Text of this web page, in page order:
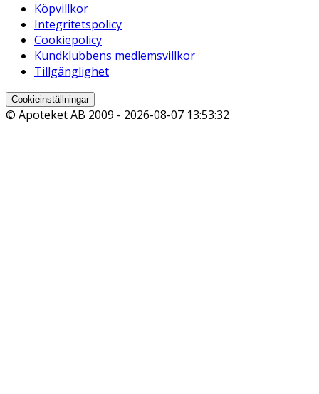
Köpvillkor
Integritetspolicy
Cookiepolicy
Kundklubbens medlemsvillkor
Tillgänglighet
Cookieinställningar
© Apoteket AB 2009 - 2026-08-07 13:53:32